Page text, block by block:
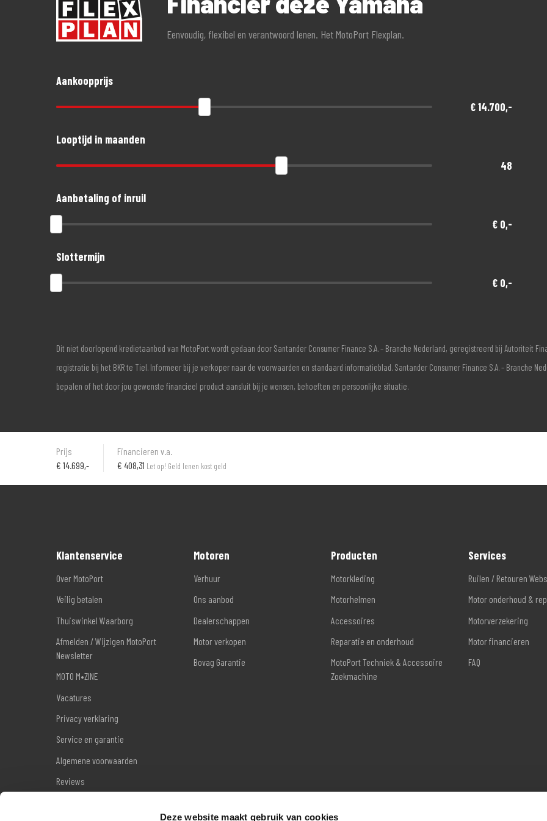
Deze website maakt gebruik van cookies
Eenvoudig, flexibel en verantwoord lenen. Het MotoPort Flexplan.
Aankoopprijs
€ 14.700,-
Looptijd in maanden
48
Aanbetaling of inruil
€ 0,-
Slottermijn
€ 0,-
Dit niet doorlopend kredietaanbod van MotoPort wordt gedaan door Santander Consumer Finance S.A. – Branche Nederland, geregistreerd bij Autoriteit
registratie bij het BKR te Tiel. Informeer bij je verkoper naar de voorwaarden en standaard informatieblad. Santander Consumer Finance S.A. – Branche
bepalen of het door jou gewenste financieel product aansluit bij je wensen, behoeften en persoonlijke situatie.
Prijs
€ 14.699,-
Financieren v.a.
€ 408,31 Let op! Geld lenen kost geld
Klantenservice
Over MotoPort
Veilig betalen
Thuiswinkel Waarborg
Afmelden / Wijzigen MotoPort
Newsletter
MOTO M•ZINE
Vacatures
Privacy verklaring
Service en garantie
Algemene voorwaarden
Reviews
Motoren
Verhuur
Ons aanbod
Dealerschappen
Motor verkopen
Bovag Garantie
Producten
Motorkleding
Motorhelmen
Accessoires
Reparatie en onderhoud
MotoPort Techniek & Accessoire
Zoekmachine
Services
Ruilen / Retouren
Motor onderhoud &
Motorverzekering
Motor financieren
FAQ